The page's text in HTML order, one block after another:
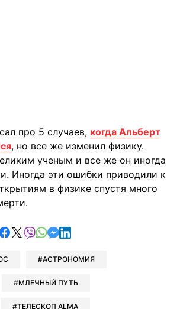
про 5 случаев, когда Альберт
, но все же изменил физику.
ученым и все же он иногда
Иногда эти ошибки приводили к
в физике спустя много
в Telegram
поделиться в Facebook
поделиться в X
отправить в Viber
отправить в Whatsapp
отправить в Messenger
отправить в LinkedIn
АСТРОНОМИЯ
МЛЕЧНЫЙ ПУТЬ
ТЕЛЕСКОП ALMA